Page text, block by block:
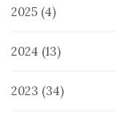
2025 (4)
2024 (13)
2023 (34)